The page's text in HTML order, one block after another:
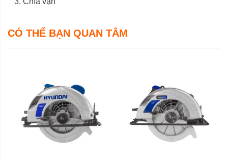
CÓ THỂ BẠN QUAN TÂM